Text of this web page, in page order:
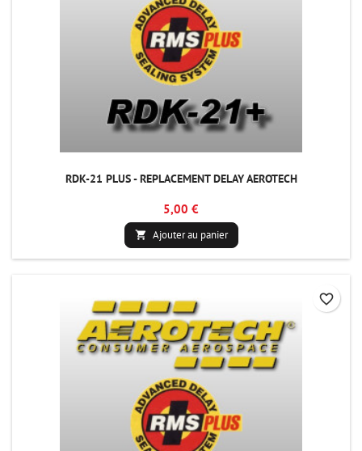
RDK-21 PLUS - REPLACEMENT DELAY AEROTECH
5,00 €
 Ajouter au panier
favorite_border